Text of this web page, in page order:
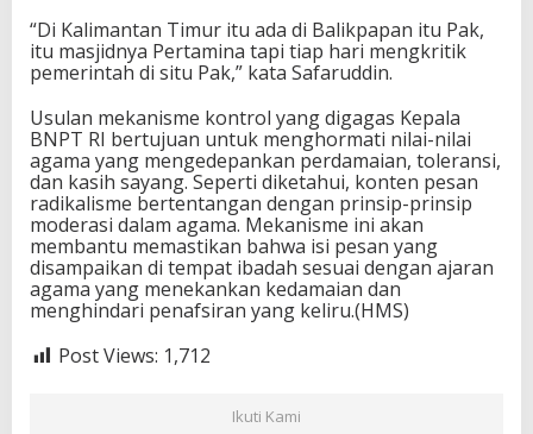
“Di Kalimantan Timur itu ada di Balikpapan itu Pak,
itu masjidnya Pertamina tapi tiap hari mengkritik
pemerintah di situ Pak,” kata Safaruddin.
Usulan mekanisme kontrol yang digagas Kepala
BNPT RI bertujuan untuk menghormati nilai-nilai
agama yang mengedepankan perdamaian, toleransi,
dan kasih sayang. Seperti diketahui, konten pesan
radikalisme bertentangan dengan prinsip-prinsip
moderasi dalam agama. Mekanisme ini akan
membantu memastikan bahwa isi pesan yang
disampaikan di tempat ibadah sesuai dengan ajaran
agama yang menekankan kedamaian dan
menghindari penafsiran yang keliru.(HMS)
Post Views: 1,712
Ikuti Kami